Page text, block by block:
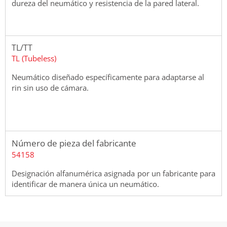
dureza del neumático y resistencia de la pared lateral.
TL/TT
TL (Tubeless)
Neumático diseñado específicamente para adaptarse al
rin sin uso de cámara.
Número de pieza del fabricante
54158
Designación alfanumérica asignada por un fabricante para
identificar de manera única un neumático.